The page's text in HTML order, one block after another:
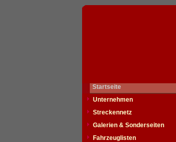
Startseite
Unternehmen
Streckennetz
Galerien & Sonderseiten
Fahrzeuglisten